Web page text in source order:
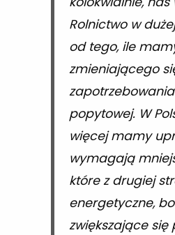
Rolnictwo w
od tego, ile
zmieniającego
popytowej. W
więcej mamy
wymagają
które z drugiej
energetyczne,
zwiększające się